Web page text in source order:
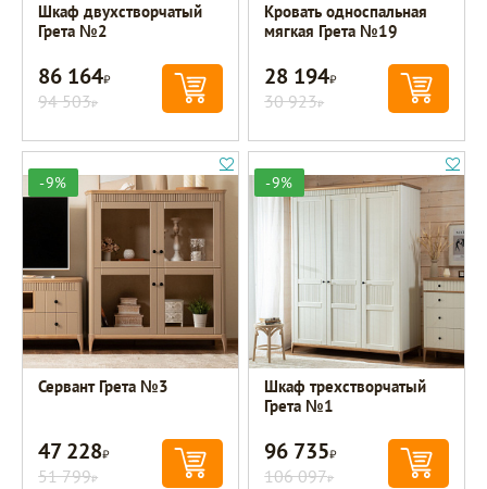
Шкаф двухстворчатый
Грета №2
86 164Р
94 503Р
Кровать односпальная
мягкая Грета №19
28 194Р
30 923Р
-9%
Сервант Грета №3
47 228Р
51 799Р
-9%
Шкаф трехстворчатый
Грета №1
96 735Р
106 097Р